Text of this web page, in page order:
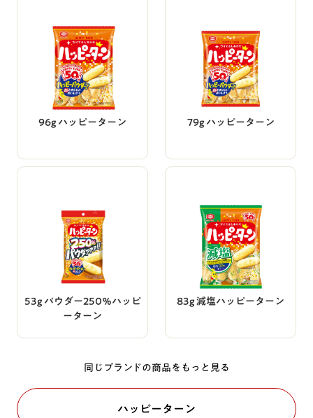
96g ハッピーターン 79g ハッピーターン
53g パウダー250％ハッピ
ーターン
83g 減塩ハッピーターン
同じブランドの商品をもっと見る
ハッピーターン